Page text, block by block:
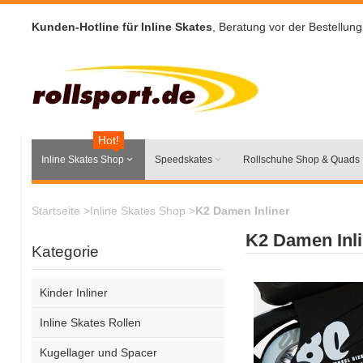
Kunden-Hotline für Inline Skates , Beratung vor der
Inline Skates Shop
Hot!
Speedskates Rollschuhe Shop & Quads
Startseite >Inline Skates Shop >K2 Damen Inliner
K2 Damen
Kategorie
Kinder Inliner
Inline Skates Rollen
Kugellager und Spacer